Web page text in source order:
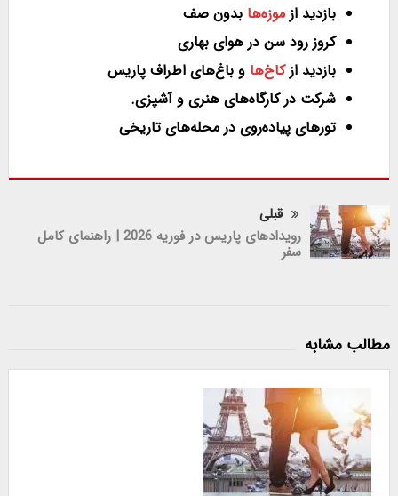
بازدید ازموزه‌ها بدون صف
کروز رود سن در هوای بهاری
بازدید ازکاخ‌ها و باغ‌های اطراف پاریس
شرکت در کارگاه‌های هنری و آشپزی.
تورهای پیاده‌روی در محله‌های تاریخی
قبلی
رویدادهای پاریس در فوریه 2026 | راهنمای کامل
سفر
مطالب مشابه